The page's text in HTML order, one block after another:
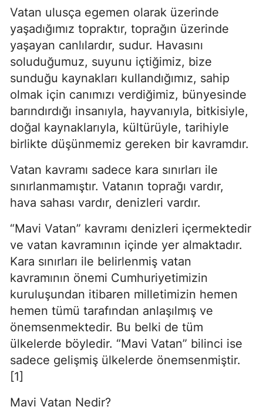
Vatan ulusça egemen olarak üzerinde
yaşadığımız topraktır, toprağın üzerinde
yaşayan canlılardır, sudur. Havasını
soluduğumuz, suyunu içtiğimiz, bize
sunduğu kaynakları kullandığımız, sahip
olmak için canımızı verdiğimiz, bünyesinde
barındırdığı insanıyla, hayvanıyla, bitkisiyle,
doğal kaynaklarıyla, kültürüyle, tarihiyle
birlikte düşünmemiz gereken bir kavramdır.
Vatan kavramı sadece kara sınırları ile
sınırlanmamıştır. Vatanın toprağı vardır,
hava sahası vardır, denizleri vardır.
“Mavi Vatan” kavramı denizleri içermektedir
ve vatan kavramının içinde yer almaktadır.
Kara sınırları ile belirlenmiş vatan
kavramının önemi Cumhuriyetimizin
kuruluşundan itibaren milletimizin hemen
hemen tümü tarafından anlaşılmış ve
önemsenmektedir. Bu belki de tüm
ülkelerde böyledir. “Mavi Vatan” bilinci ise
sadece gelişmiş ülkelerde önemsenmiştir.
[1]
Mavi Vatan Nedir?